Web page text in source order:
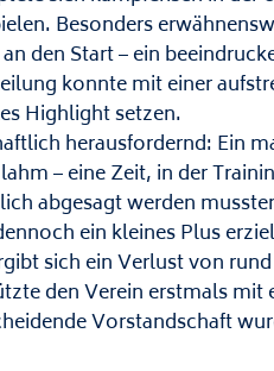
Besonders
den Start – ein
konnte mit einer
Highlight setzen.
herausfordernd: Ein
– eine Zeit, in der
abgesagt werden
ein kleines Plus
sich ein Verlust von
den Verein erstmals mit
Vorstandschaft